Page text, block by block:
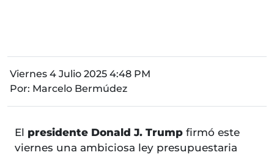
Viernes 4 Julio 2025 4:48 PM
Por: Marcelo Bermúdez
El presidente Donald J. Trump firmó este
viernes una ambiciosa ley presupuestaria